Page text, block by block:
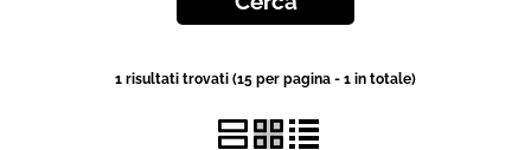
1 risultati trovati (15 per pagina - 1 in totale)